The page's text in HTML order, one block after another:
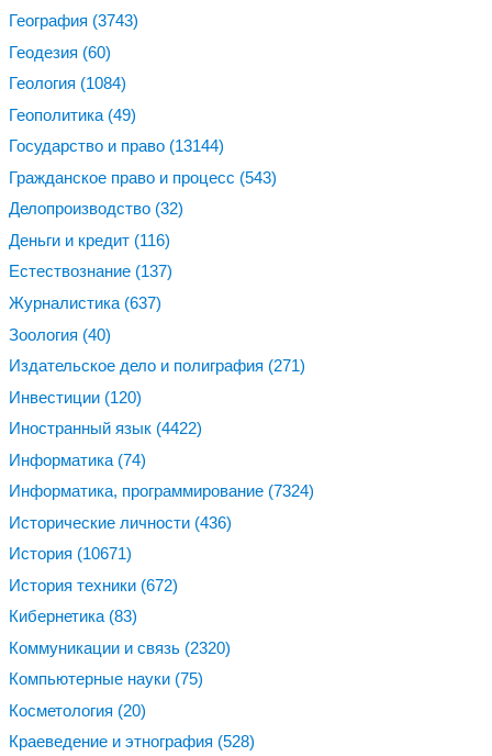
География (3743)
Геодезия (60)
Геология (1084)
Геополитика (49)
Государство и право (13144)
Гражданское право и процесс (543)
Делопроизводство (32)
Деньги и кредит (116)
Естествознание (137)
Журналистика (637)
Зоология (40)
Издательское дело и полиграфия (271)
Инвестиции (120)
Иностранный язык (4422)
Информатика (74)
Информатика, программирование (7324)
Исторические личности (436)
История (10671)
История техники (672)
Кибернетика (83)
Коммуникации и связь (2320)
Компьютерные науки (75)
Косметология (20)
Краеведение и этнография (528)